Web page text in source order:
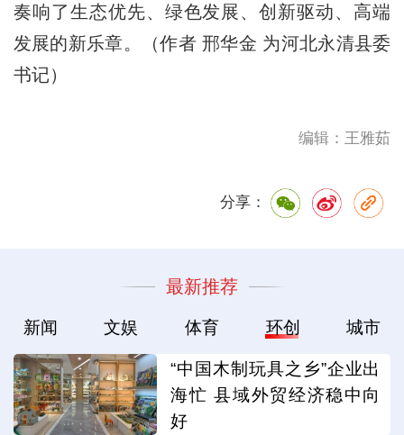
奏响了生态优先、绿色发展、创新驱动、高端
发展的新乐章。（作者 邢华金 为河北永清县委
书记）
编辑：王雅茹
分享：
最新推荐
新闻 文娱 体育 环创 城市
“中国木制玩具之乡”企业出
海忙 县域外贸经济稳中向
好